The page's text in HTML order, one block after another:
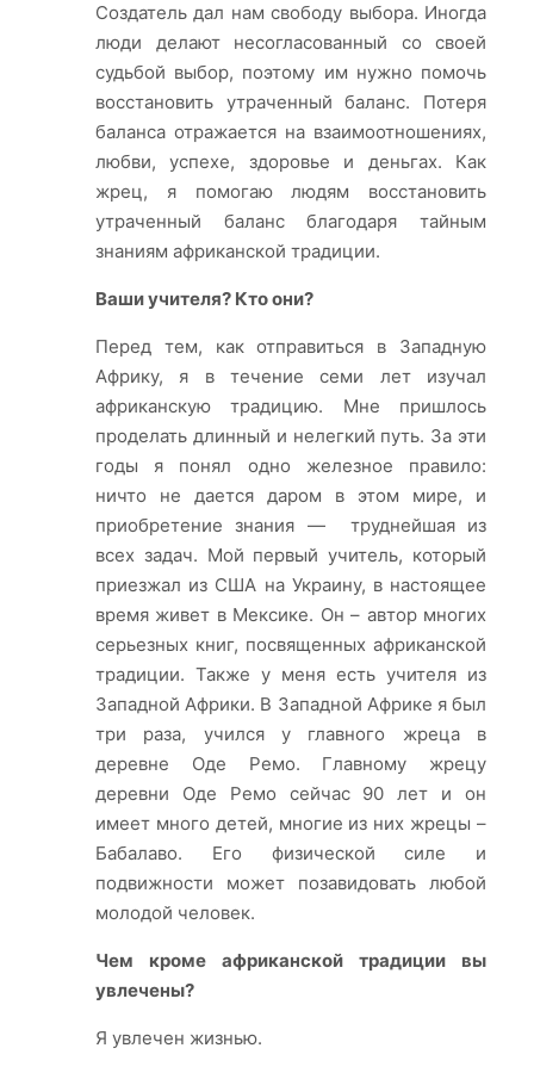
Создатель дал нам свободу выбора. Иногда
люди делают несогласованный со своей
судьбой выбор, поэтому им нужно помочь
восстановить утраченный баланс. Потеря
баланса отражается на взаимоотношениях,
любви, успехе, здоровье и деньгах. Как
жрец, я помогаю людям восстановить
утраченный баланс благодаря тайным
знаниям африканской традиции.
Ваши учителя? Кто они?
Перед тем, как отправиться в Западную
Африку, я в течение семи лет изучал
африканскую традицию. Мне пришлось
проделать длинный и нелегкий путь. За эти
годы я понял одно железное правило:
ничто не дается даром в этом мире, и
приобретение знания — труднейшая из
всех задач. Мой первый учитель, который
приезжал из США на Украину, в настоящее
время живет в Мексике. Он – автор многих
серьезных книг, посвященных африканской
традиции. Также у меня есть учителя из
Западной Африки. В Западной Африке я был
три раза, учился у главного жреца в
деревне Оде Ремо. Главному жрецу
деревни Оде Ремо сейчас 90 лет и он
имеет много детей, многие из них жрецы –
Бабалаво. Его физической силе и
подвижности может позавидовать любой
молодой человек.
Чем кроме африканской традиции вы
увлечены?
Я увлечен жизнью.